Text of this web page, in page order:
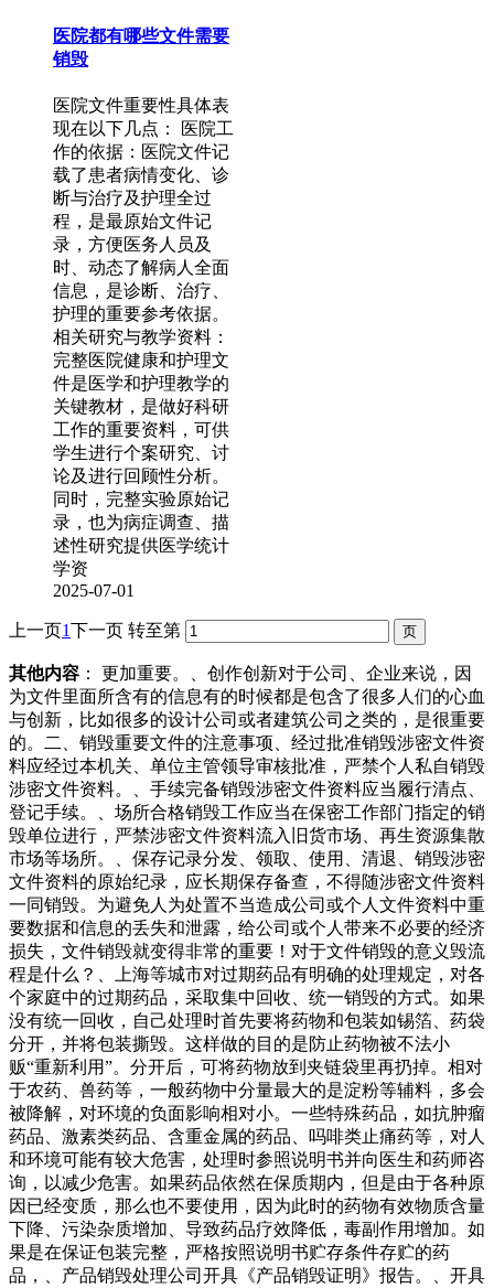
医院都有哪些文件需要
销毁
医院文件重要性具体表
现在以下几点： 医院工
作的依据：医院文件记
载了患者病情变化、诊
断与治疗及护理全过
程，是最原始文件记
录，方便医务人员及
时、动态了解病人全面
信息，是诊断、治疗、
护理的重要参考依据。
相关研究与教学资料：
完整医院健康和护理文
件是医学和护理教学的
关键教材，是做好科研
工作的重要资料，可供
学生进行个案研究、讨
论及进行回顾性分析。
同时，完整实验原始记
录，也为病症调查、描
述性研究提供医学统计
学资
2025-07-01
上一页1下一页 转至第
其他内容 ： 更加重要。、创作创新对于公司、企业来说，因
为文件里面所含有的信息有的时候都是包含了很多人们的心血
与创新，比如很多的设计公司或者建筑公司之类的，是很重要
的。二、销毁重要文件的注意事项、经过批准销毁涉密文件资
料应经过本机关、单位主管领导审核批准，严禁个人私自销毁
涉密文件资料。、手续完备销毁涉密文件资料应当履行清点、
登记手续。、场所合格销毁工作应当在保密工作部门指定的销
毁单位进行，严禁涉密文件资料流入旧货市场、再生资源集散
市场等场所。、保存记录分发、领取、使用、清退、销毁涉密
文件资料的原始纪录，应长期保存备查，不得随涉密文件资料
一同销毁。为避免人为处置不当造成公司或个人文件资料中重
要数据和信息的丢失和泄露，给公司或个人带来不必要的经济
损失，文件销毁就变得非常的重要！对于文件销毁的意义毁流
程是什么？、上海等城市对过期药品有明确的处理规定，对各
个家庭中的过期药品，采取集中回收、统一销毁的方式。如果
没有统一回收，自己处理时首先要将药物和包装如锡箔、药袋
分开，并将包装撕毁。这样做的目的是防止药物被不法小
贩“重新利用”。分开后，可将药物放到夹链袋里再扔掉。相对
于农药、兽药等，一般药物中分量最大的是淀粉等辅料，多会
被降解，对环境的负面影响相对小。一些特殊药品，如抗肿瘤
药品、激素类药品、含重金属的药品、吗啡类止痛药等，对人
和环境可能有较大危害，处理时参照说明书并向医生和药师咨
询，以减少危害。如果药品依然在保质期内，但是由于各种原
因已经变质，那么也不要使用，因为此时的药物有效物质含量
下降、污染杂质增加、导致药品疗效降低，毒副作用增加。如
果是在保证包装完整，严格按照说明书贮存条件存贮的药
品，、产品销毁处理公司开具《产品销毁证明》报告。、开具